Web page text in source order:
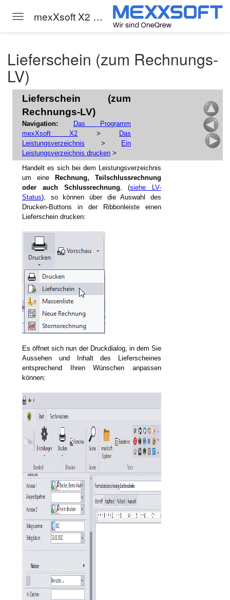
Toggle navigation mexXsoft X2 Hilfe
Baunebenkosten
Lieferschein (zum Rechnungs-
LV)
Lieferschein (zum
Rechnungs-LV)
Navigation:
Das Programm
mexXsoft X2 >
Das
Leistungsverzeichnis >
Ein
Leistungsverzeichnis drucken >
Handelt es sich bei dem Leistungsverzeichnis
um eine
Rechnung, Teilschlussrechnung
oder auch Schlussrechnung, (siehe LV-
Status), so können über die Auswahl des
Drucken-Buttons in der Ribbonleiste einen
Lieferschein drucken:
Es öffnet sich nun der Druckdialog, in dem Sie
Aussehen und Inhalt des Lieferscheines
entsprechend Ihren Wünschen anpassen
können: